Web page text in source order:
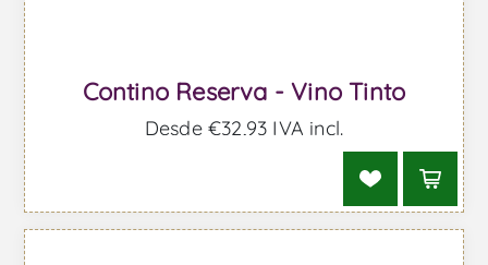
Contino Reserva - Vino Tinto
Desde €32,93 IVA incl.